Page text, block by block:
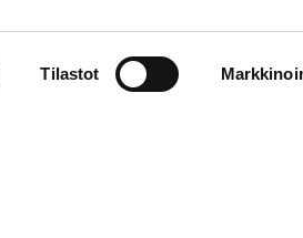
Tilastot
SOCIALA MEDIER
facebook